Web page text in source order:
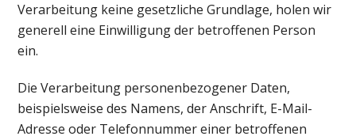
Verarbeitung keine gesetzliche Grundlage, holen wir
generell eine Einwilligung der betroffenen Person
ein.
Die Verarbeitung personenbezogener Daten,
beispielsweise des Namens, der Anschrift, E-Mail-
Adresse oder Telefonnummer einer betroffenen